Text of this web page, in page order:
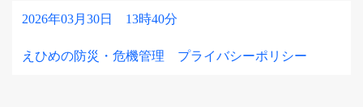
2026年03月30日 13時40分
えひめの防災・危機管理 プライバシーポリシー